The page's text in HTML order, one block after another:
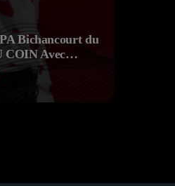
Bichancourt du
COIN Avec